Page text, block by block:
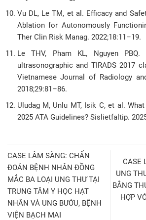
Vu DL, Le TM, et al. Efficacy and
Ablation for Autonomously
Ther Clin Risk Manag. 2022;18:11–19.
Le THV, Pham KL, Nguyen PBQ.
ultrasonographic and TIRADS 2017
Vietnamese Journal of Radiology
2018;29:81–86.
Uludag M, Unlu MT, Isik C, et al.
2025 ATA Guidelines? Sislietfaltip.
CASE LÂM SÀNG: CHẨN
ĐOÁN BỆNH NHÂN ĐỒNG
MẮC BA LOẠI UNG THƯ TẠI
TRUNG TÂM Y HỌC HẠT
NHÂN VÀ UNG BƯỚU, BỆNH
VIỆN BẠCH MAI
CASE
UNG
BẰNG
HỢP